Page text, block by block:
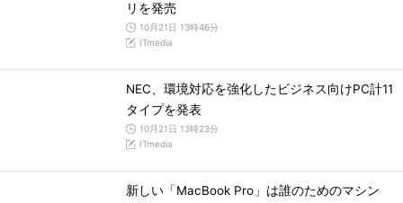
リを発売
10月21日 13時46分
ITmedia
NEC、環境対応を強化したビジネス向けPC計11
タイプを発表
10月21日 13時23分
ITmedia
新しい「MacBook Pro」は誰のためのマシン